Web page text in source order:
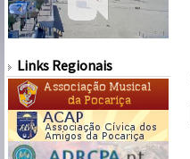
Links Regionais